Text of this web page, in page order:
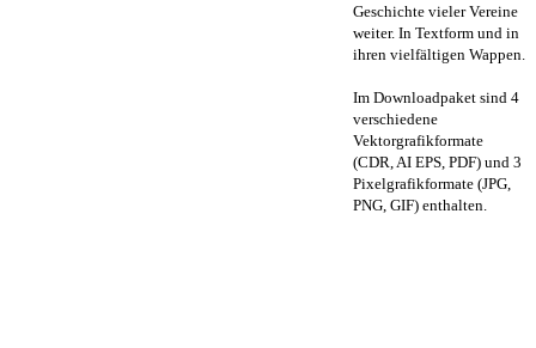
Geschichte vieler Vereine
weiter. In Textform und in
ihren vielfältigen Wappen.
Im Downloadpaket sind 4
verschiedene
Vektorgrafikformate
(CDR, AI EPS, PDF) und 3
Pixelgrafikformate (JPG,
PNG, GIF) enthalten.